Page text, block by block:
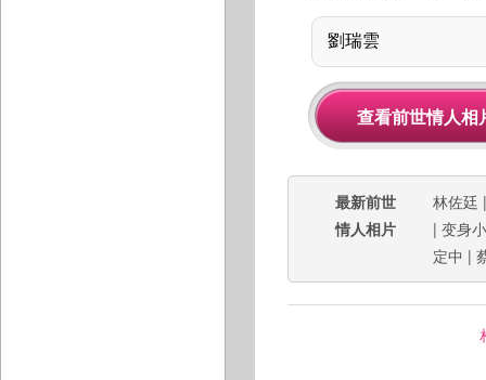
最新前世
情人相片
林佐廷
| 变身
定中 |